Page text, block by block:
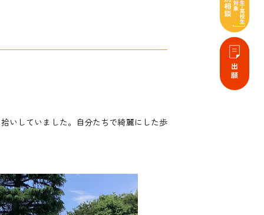
いしていました。自分たちで綺麗にした歩